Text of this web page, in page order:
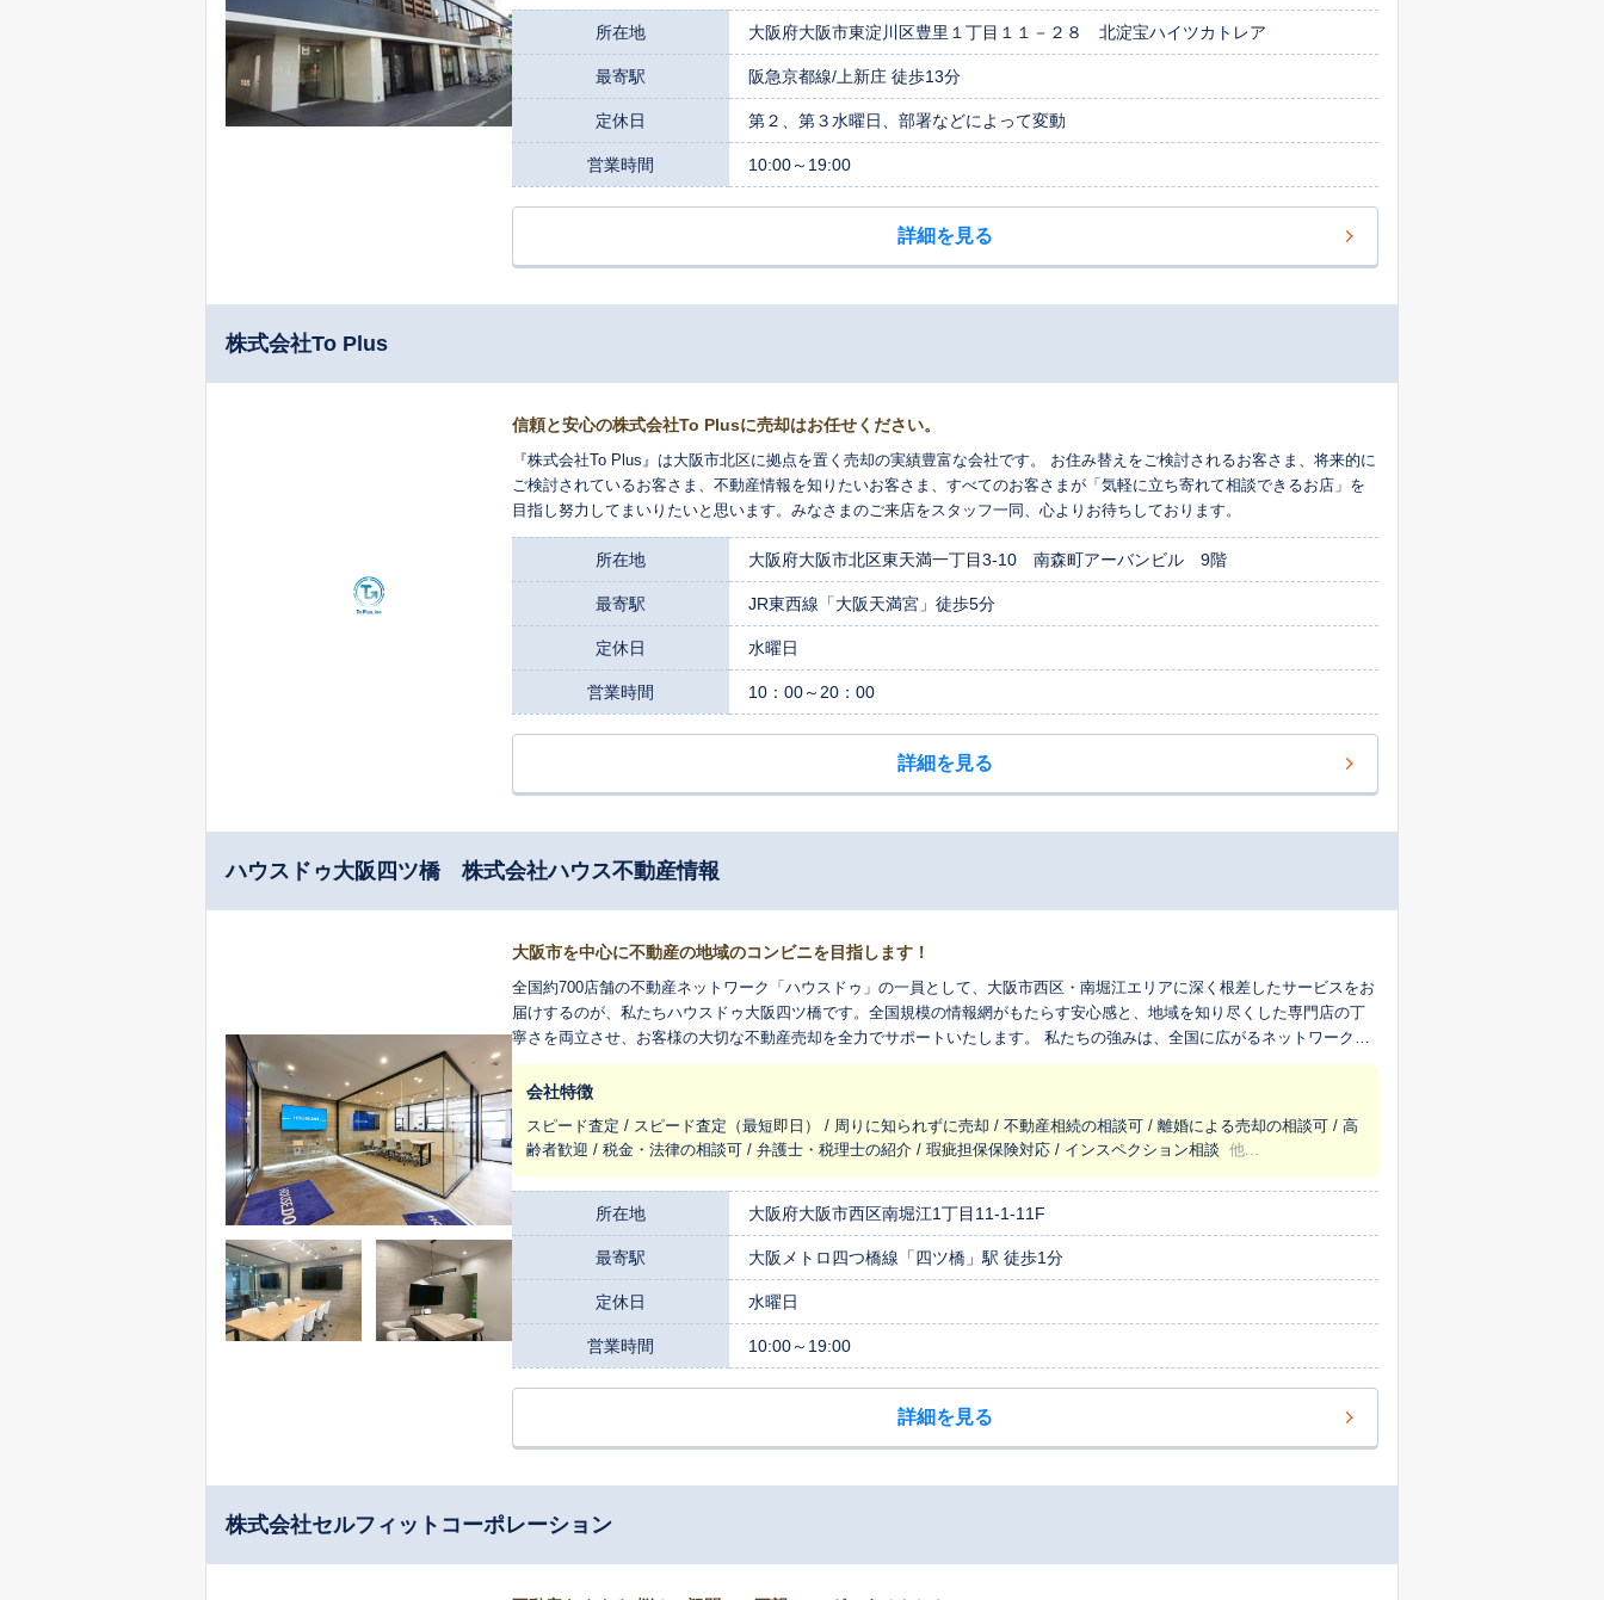
所在地 大阪府大阪市東淀川区豊里１丁目１１－２８ 北淀宝ハイツカトレア
最寄駅 阪急京都線/上新庄 徒歩13分
定休日 第２、第３水曜日、部署などによって変動
営業時間 10:00～19:00
詳細を見る
株式会社To Plus
信頼と安心の株式会社To Plusに売却はお任せください。
『株式会社To Plus』は大阪市北区に拠点を置く売却の実績豊富な会社です。 お住み替えをご検討されるお客さま、将来的に
ご検討されているお客さま、不動産情報を知りたいお客さま、すべてのお客さまが「気軽に立ち寄れて相談できるお店」を
目指し努力してまいりたいと思います。みなさまのご来店をスタッフ一同、心よりお待ちしております。
所在地 大阪府大阪市北区東天満一丁目3-10 南森町アーバンビル 9階
最寄駅 JR東西線「大阪天満宮」徒歩5分
定休日 水曜日
営業時間 10：00～20：00
詳細を見る
ハウスドゥ大阪四ツ橋 株式会社ハウス不動産情報
大阪市を中心に不動産の地域のコンビニを目指します！
全国約700店舗の不動産ネットワーク「ハウスドゥ」の一員として、大阪市西区・南堀江エリアに深く根差したサービスをお
届けするのが、私たちハウスドゥ大阪四ツ橋です。全国規模の情報網がもたらす安心感と、地域を知り尽くした専門店の丁
寧さを両立させ、お客様の大切な不動産売却を全力でサポートいたします。 私たちの強みは、全国に広がるネットワークを
最大限に活用した売却力です。大阪市内はもちろん、全国各地の購入希望者様の情報を常に新しく共有しているため、より
多くの方へお客様の物件をご紹介する機会があります。この豊富な情報力により、お客様の不動産の価値を正しく評価し、
おしゃれなマンションや活気ある商業施設が共存する南堀江、そして交通の便が良い四ツ橋。この地域の特性や市場の動
き、将来性までを熟知しているからこそ、データだけでは測れない物件の魅力を的確に捉え、ご納得いただける査定価格を
ご提示できるのです。 何よりも私たちが大切にしているのは、お客様一人ひとりのご事情や「想い」に寄り添うことです。
なぜ売却をお考えなのか、その先にどのような未来を描いていらっしゃるのか。私たちはまず、お客様のお話をじっくりと
お伺いすることから始めます。査定価格の根拠を一つひとつ丁寧にご説明し、ご納得いただけるまで対話を重ね、お客様に
合った最善の売却計画を共に考え抜く相談相手でありたいと願っています。相続された不動産や管理にお困りの空き家な
りも重要です。まずはお客様のお悩みやご希望を、私たちハウスドゥ大阪四ツ橋へお気軽にご相談ください。
会社特徴
スピード査定 / スピード査定（最短即日） / 周りに知られずに売却 / 不動産相続の相談可 / 離婚による売却の相談可 / 高
齢者歓迎 / 税金・法律の相談可 / 弁護士・税理士の紹介 / 瑕疵担保保険対応 / インスペクション相談 他...
所在地 大阪府大阪市西区南堀江1丁目11-1-11F
最寄駅 大阪メトロ四つ橋線「四ツ橋」駅 徒歩1分
定休日 水曜日
営業時間 10:00～19:00
詳細を見る
株式会社セルフィットコーポレーション